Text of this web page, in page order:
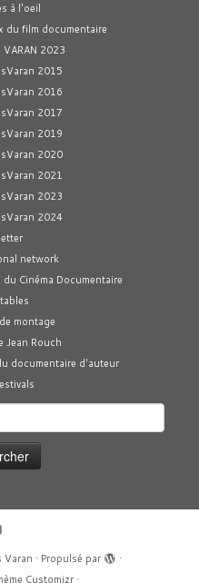
à l'oeil
du film documentaire
VARAN 2023
2015
2016
2017
2019
2020
2021
2023
2024
network
Cinéma Documentaire
montage
Jean Rouch
documentaire d'auteur
Varan · Propulsé par
·
Customizr·